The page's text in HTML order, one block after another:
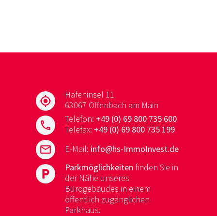
my_location
Hafeninsel 11
63067 Offenbach am Main
phone
Telefon: +49 (0) 69 800 735 600
Telefax: +49 (0) 69 800 735 199
mail E-Mail: info@hs-ImmoInvest.de
local_parking
Parkmöglichkeiten finden Sie in
der Nähe unseres
Bürogebäudes in einem
öffentlich zugänglichen
Parkhaus.